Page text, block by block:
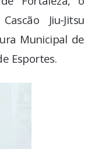
Jiu-Jitsu
Municipal de
Esportes.